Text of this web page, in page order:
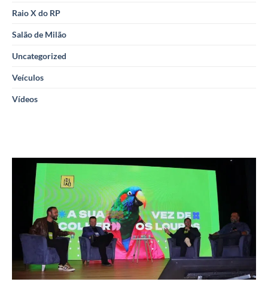
Raio X do RP
Salão de Milão
Uncategorized
Veículos
Vídeos